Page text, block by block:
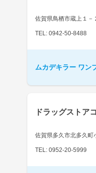
佐賀県鳥栖市蔵上１－
TEL: 0942-50-8488
ムカデキラー ワン
ドラッグストア
佐賀県多久市北多久町
TEL: 0952-20-5999